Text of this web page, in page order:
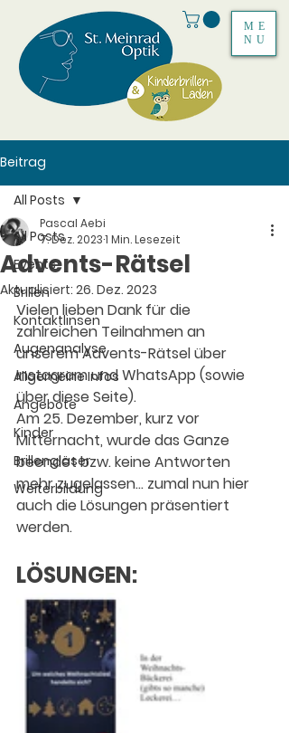
ME
NU
Beitrag
All Posts
Events
Brillen
Kontaktlinsen
Augenanalyse
Allgemeine Infos
Angebote
Kinder
Brillengläser
Weiterbildung
All Posts
Advents-Rätsel
Pascal Aebi
7. Dez. 20231 Min. Lesezeit
Aktualisiert: 26. Dez. 2023
Vielen lieben Dank für die
zahlreichen Teilnahmen an
unserem Advents-Rätsel über
Instagram und WhatsApp (sowie
über diese Seite).
Am 25. Dezember, kurz vor
Mitternacht, wurde das Ganze
beendet bzw. keine Antworten
mehr zugelassen... zumal nun hier
auch die Lösungen präsentiert
werden.
LÖSUNGEN: